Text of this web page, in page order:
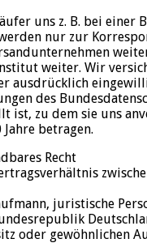
uns z. B. bei
nur zur
weiter. Wir
ausdrücklich
des
ist, zu dem sie uns
betragen.
Recht
juristische
oder gewöhnlichen